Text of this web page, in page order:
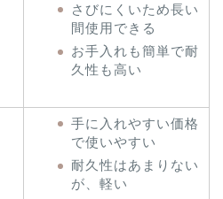
さびにくいため長い
間使用できる
お手入れも簡単で耐
久性も高い
手に入れやすい価格
で使いやすい
耐久性はあまりない
が、軽い